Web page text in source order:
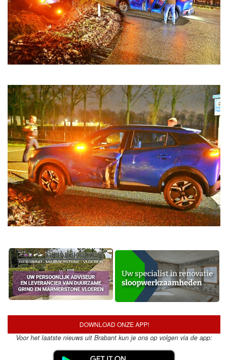
DOWNLOAD ONZE APP!
Voor het laatste nieuws uit Brabant kun je ons op volgen via de app: